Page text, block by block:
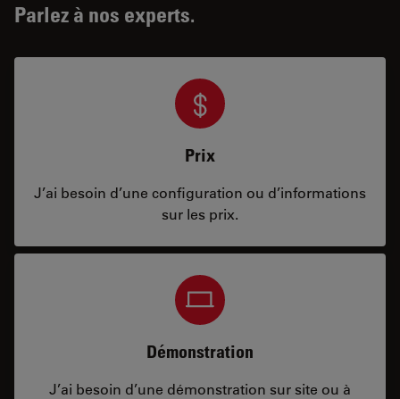
Parlez à nos experts.
Prix
J’ai besoin d’une configuration ou d’informations
sur les prix.
Démonstration
J’ai besoin d’une démonstration sur site ou à